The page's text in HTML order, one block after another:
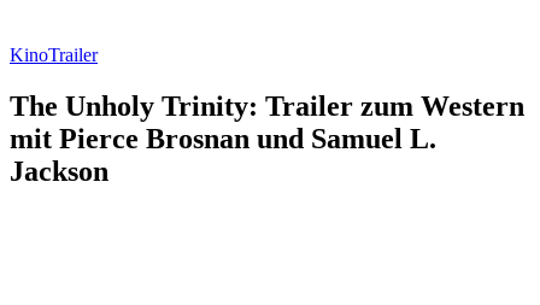
KinoTrailer
The Unholy Trinity: Trailer zum Western
mit Pierce Brosnan und Samuel L.
Jackson